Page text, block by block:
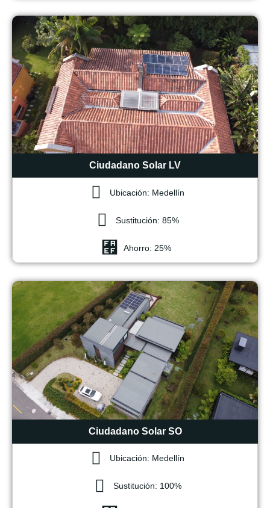
Ciudadano Solar LV
Ubicación: Medellín
Sustitución: 85%
Ahorro: 25%
Ciudadano Solar SO
Ubicación: Medellín
Sustitución: 100%